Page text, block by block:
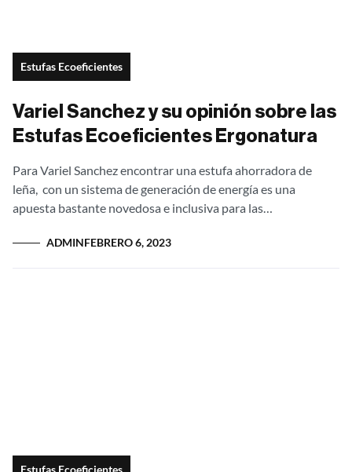
Estufas Ecoeficientes
Variel Sanchez y su opinión sobre las
Estufas Ecoeficientes Ergonatura
Para Variel Sanchez encontrar una estufa ahorradora de
leña, con un sistema de generación de energía es una
apuesta bastante novedosa e inclusiva para las
ADMINFEBRERO 6, 2023